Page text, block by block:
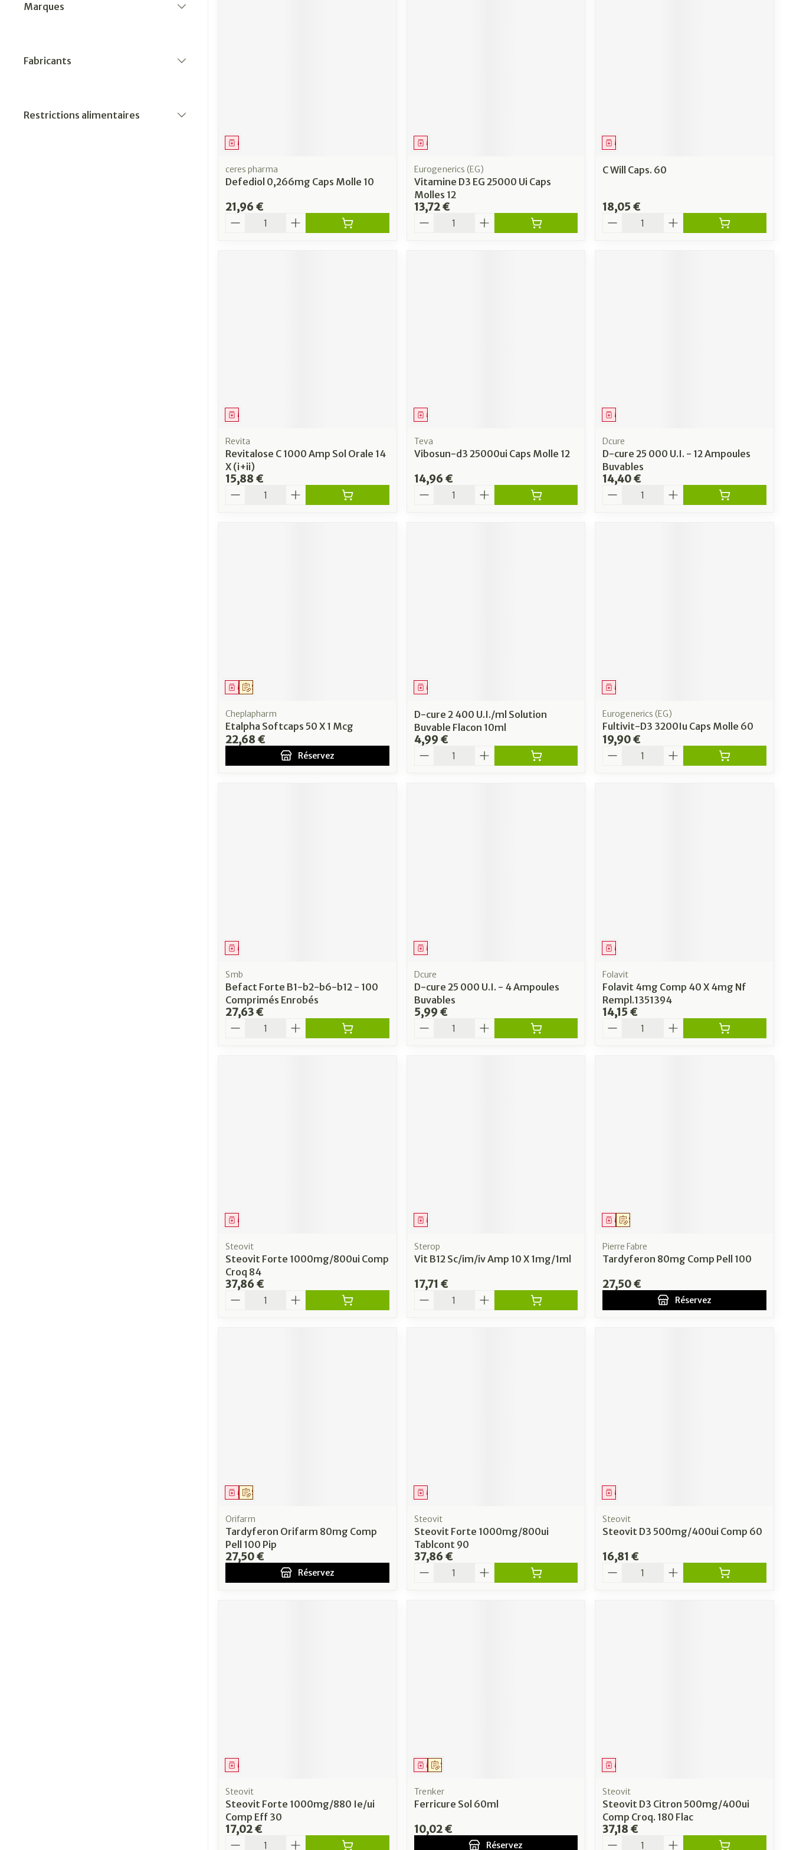
Marques
Fabricants
Restrictions alimentaires
Médicament
ceres pharma
Defediol 0,266mg Caps Molle 10
21,96 €
Quantité
Médicament
Eurogenerics (EG)
Vitamine D3 EG 25000 Ui Caps
Molles 12
13,72 €
Quantité
Médicament
C Will Caps. 60
18,05 €
Quantité
Médicament
Revita
Revitalose C 1000 Amp Sol Orale 14
X (i+ii)
15,88 €
Quantité
Médicament
Teva
Vibosun-d3 25000ui Caps Molle 12
14,96 €
Quantité
Médicament
Dcure
D-cure 25 000 U.I. - 12 Ampoules
Buvables
14,40 €
Quantité
Sur prescription
Médicament
Cheplapharm
Etalpha Softcaps 50 X 1 Mcg
22,68 €
Réservez
Médicament
D-cure 2 400 U.I./ml Solution
Buvable Flacon 10ml
4,99 €
Quantité
Médicament
Eurogenerics (EG)
Fultivit-D3 3200Iu Caps Molle 60
19,90 €
Quantité
Médicament
Smb
Befact Forte B1-b2-b6-b12 - 100
Comprimés Enrobés
27,63 €
Quantité
Médicament
Dcure
D-cure 25 000 U.I. - 4 Ampoules
Buvables
5,99 €
Quantité
Médicament
Folavit
Folavit 4mg Comp 40 X 4mg Nf
Rempl.1351394
14,15 €
Quantité
Médicament
Steovit
Steovit Forte 1000mg/800ui Comp
Croq 84
37,86 €
Quantité
Médicament
Sterop
Vit B12 Sc/im/iv Amp 10 X 1mg/1ml
17,71 €
Quantité
Sur prescription
Médicament
Pierre Fabre
Tardyferon 80mg Comp Pell 100
27,50 €
Réservez
Sur prescription
Médicament
Orifarm
Tardyferon Orifarm 80mg Comp
Pell 100 Pip
27,50 €
Réservez
Médicament
Steovit
Steovit Forte 1000mg/800ui
Tablcont 90
37,86 €
Quantité
Médicament
Steovit
Steovit D3 500mg/400ui Comp 60
16,81 €
Quantité
Médicament
Steovit
Steovit Forte 1000mg/880 Ie/ui
Comp Eff 30
17,02 €
Quantité
Sur prescription
Médicament
Trenker
Ferricure Sol 60ml
10,02 €
Réservez
Médicament
Steovit
Steovit D3 Citron 500mg/400ui
Comp Croq. 180 Flac
37,18 €
Quantité